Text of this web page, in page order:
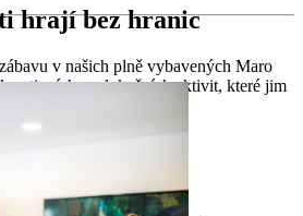
hrají bez hranic
v našich plně vybavených Maro
a edukačních aktivit, které jim